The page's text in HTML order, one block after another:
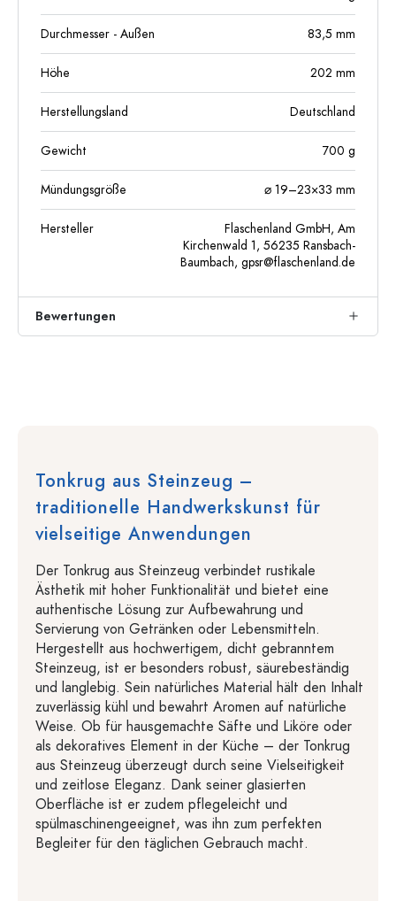
Durchmesser - Außen 83,5 mm
Höhe 202 mm
Herstellungsland Deutschland
Gewicht 700 g
Mündungsgröße ⌀ 19–23×33 mm
Hersteller
Flaschenland GmbH, Am
Kirchenwald 1, 56235 Ransbach-
Baumbach, gpsr@flaschenland.de
Bewertungen
Tonkrug aus Steinzeug –
traditionelle Handwerkskunst für
vielseitige Anwendungen
Der Tonkrug aus Steinzeug verbindet rustikale
Ästhetik mit hoher Funktionalität und bietet eine
authentische Lösung zur Aufbewahrung und
Servierung von Getränken oder Lebensmitteln.
Hergestellt aus hochwertigem, dicht gebranntem
Steinzeug, ist er besonders robust, säurebeständig
und langlebig. Sein natürliches Material hält den Inhalt
zuverlässig kühl und bewahrt Aromen auf natürliche
Weise. Ob für hausgemachte Säfte und Liköre oder
als dekoratives Element in der Küche – der Tonkrug
aus Steinzeug überzeugt durch seine Vielseitigkeit
und zeitlose Eleganz. Dank seiner glasierten
Oberfläche ist er zudem pflegeleicht und
spülmaschinengeeignet, was ihn zum perfekten
Begleiter für den täglichen Gebrauch macht.